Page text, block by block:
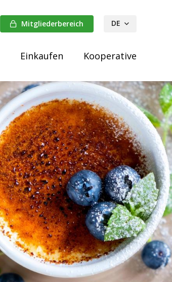
Einkaufen Kooperative
Mitgliederbereich
DE
NL